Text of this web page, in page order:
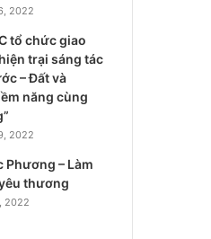
2022
tổ chức giao
trại sáng tác
– Đất và
năng cùng
2022
Phương – Làm
thương
2022